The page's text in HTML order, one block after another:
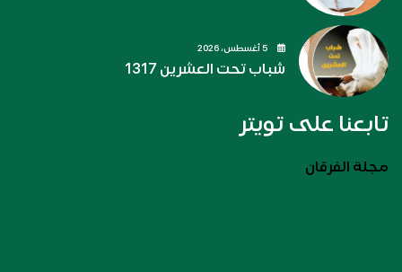
شباب تحت العشرين 1317
تابعنا على تويتر
مجلة الفرقان